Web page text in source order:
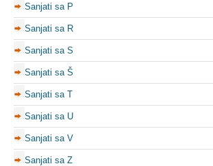
Sanjati sa P
Sanjati sa R
Sanjati sa S
Sanjati sa Š
Sanjati sa T
Sanjati sa U
Sanjati sa V
Sanjati sa Z